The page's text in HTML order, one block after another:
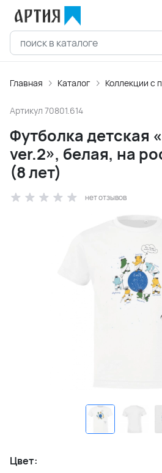
Главная Каталог Коллекции с
Артикул 70801.614
Футболка детская
ver.2», белая, на
(8 лет)
нет отзывов
Цвет: